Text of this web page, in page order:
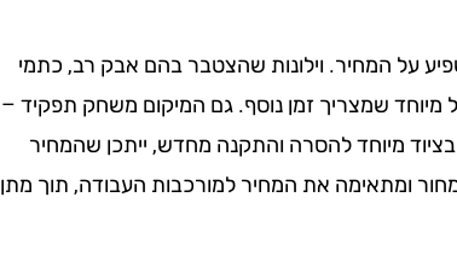
על המחיר. וילונות שהצטבר בהם אבק רב, כתמי
מיוחד שמצריך זמן נוסף. גם המיקום משחק תפקיד –
מיוחד להסרה והתקנה מחדש, ייתכן שהמחיר
ומתאימה את המחיר למורכבות העבודה, תוך מתן